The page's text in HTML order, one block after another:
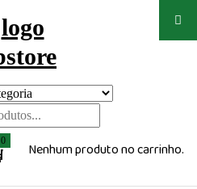
0 Nenhum produto no carrinho.